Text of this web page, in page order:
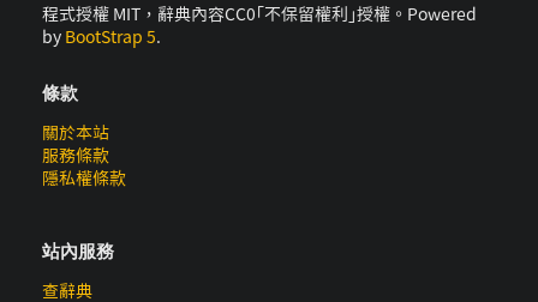
程式授權 MIT，辭典內容CC0｢不保留權利｣授權。Powered
by BootStrap 5.
條款
關於本站
服務條款
隱私權條款
站內服務
查辭典